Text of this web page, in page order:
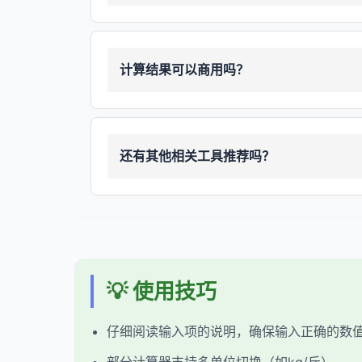
计算结果可以商用吗？
还有其他相关工具推荐吗？
💡 使用技巧
仔细阅读输入项的说明，确保输入正确的数